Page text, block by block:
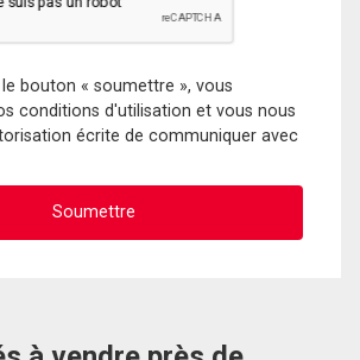
bouton « soumettre », vous
conditions d'utilisation et vous nous
écrite de communiquer avec